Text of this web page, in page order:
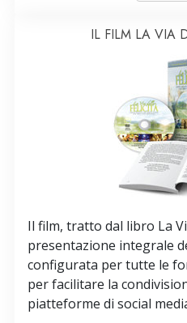
IL FILM LA VIA
Il film, tratto dal libro La
presentazione integrale
configurata per tutte le
per facilitare la
piatteforme di social